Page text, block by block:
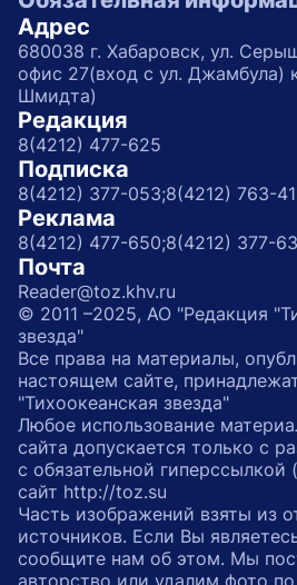
Адрес
680038 г. Хабаровск, ул.
офис 27(вход с ул. Джамбула)
Шмидта)
Редакция
8(4212) 477-625
Подписка
8(4212) 377-053;8(4212) 763-
Реклама
8(4212) 477-650;8(4212) 377-
Почта
Reader@toz.khv.ru
© 2011 –2025, АО "Редакция
звезда"
Все права на материалы,
настоящем сайте,
"Тихоокеанская звезда"
Любое использование
сайта допускается только с
с обязательной гиперссылкой
сайт http://toz.su
Часть изображений взяты из
источников. Если Вы
сообщите нам об этом. Мы
авторство или удалим фото